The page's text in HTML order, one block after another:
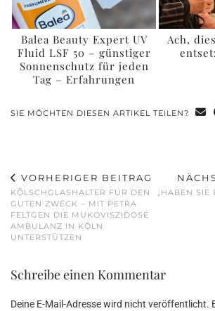
Balea Beauty Expert UV
Fluid LSF 50 – günstiger
Sonnenschutz für jeden
Tag – Erfahrungen
Ach,
SIE MÖCHTEN DIESEN ARTIKEL TEILEN?
VORHERIGER BEITRAG
KÖLSCHGLASHALTER FÜR DEN
GUTEN ZWECK – MIT PETRA
FELTGEN DIE MUKOVISZIDOSE
AMBULANZ IN KÖLN
UNTERSTÜTZEN
„HABEN SIE
Schreibe einen Kommentar
Deine E-Mail-Adresse wird nicht veröffentlicht.